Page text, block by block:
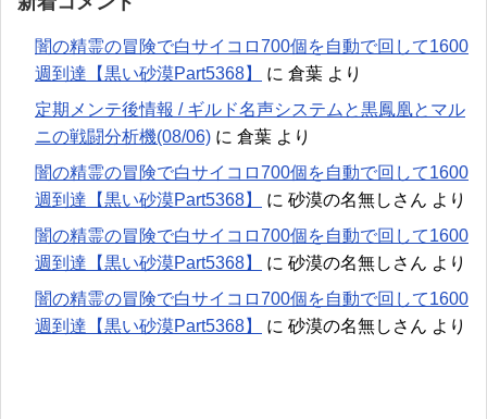
闇の精霊の冒険で白サイコロ700個を自動で回して1600
週到達【黒い砂漠Part5368】
に 倉葉 より
定期メンテ後情報 / ギルド名声システムと黒鳳凰とマル
ニの戦闘分析機(08/06) に 倉葉 より
闇の精霊の冒険で白サイコロ700個を自動で回して1600
週到達【黒い砂漠Part5368】
に 砂漠の名無しさん より
闇の精霊の冒険で白サイコロ700個を自動で回して1600
週到達【黒い砂漠Part5368】
に 砂漠の名無しさん より
闇の精霊の冒険で白サイコロ700個を自動で回して1600
週到達【黒い砂漠Part5368】
に 砂漠の名無しさん より